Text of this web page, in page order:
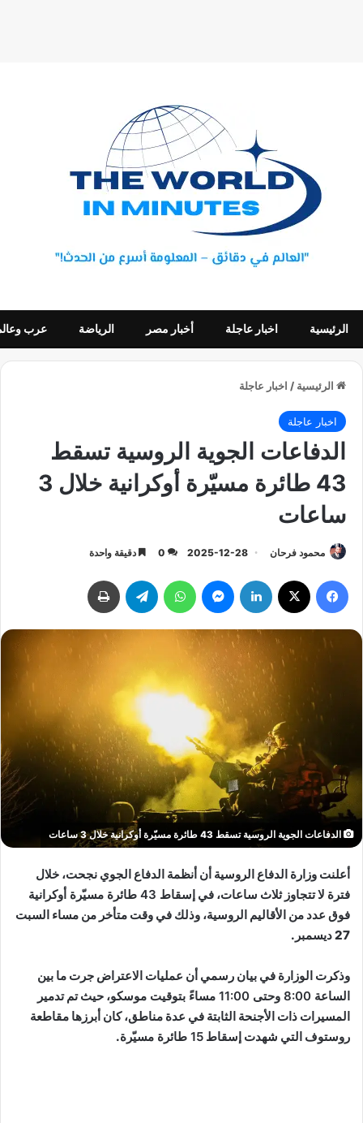
الرئيسية اخبار عاجلة أخبار مصر الرياضة عرب
الرئيسية / اخبار عاجلة
اخبار عاجلة
الدفاعات الجوية الروسية تسقط
43 طائرة مسيّرة أوكرانية خلال 3
ساعات
محمود فرحان 2025-12-28
0 دقيقة واحدة
الدفاعات الجوية الروسية تسقط 43 طائرة مسيّرة أوكرانية خلال 3 ساعات
أعلنت وزارة الدفاع الروسية أن أنظمة الدفاع الجوي نجحت، خلال
فترة لا تتجاوز ثلاث ساعات، في إسقاط 43 طائرة مسيّرة أوكرانية
فوق عدد من الأقاليم الروسية، وذلك في وقت متأخر من مساء السبت
27 ديسمبر.
وذكرت الوزارة في بيان رسمي أن عمليات الاعتراض جرت ما بين
الساعة 8:00 وحتى 11:00 مساءً بتوقيت موسكو
، حيث تم تدمير
المسيرات ذات الأجنحة الثابتة في عدة مناطق، كان أبرزها مقاطعة
روستوف التي شهدت إسقاط 15 طائرة مسيّرة .